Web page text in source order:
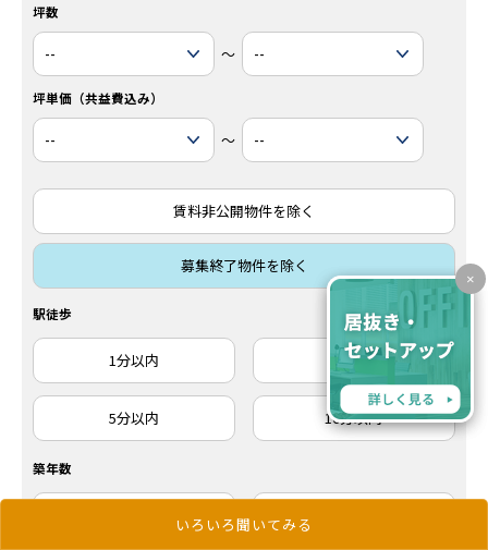
いろいろ聞いてみる
×
坪数
～
坪単価（共益費込み）
～
賃料非公開物件を除く
募集終了物件を除く
駅徒歩
1分以内 3分以内
5分以内 10分以内
築年数